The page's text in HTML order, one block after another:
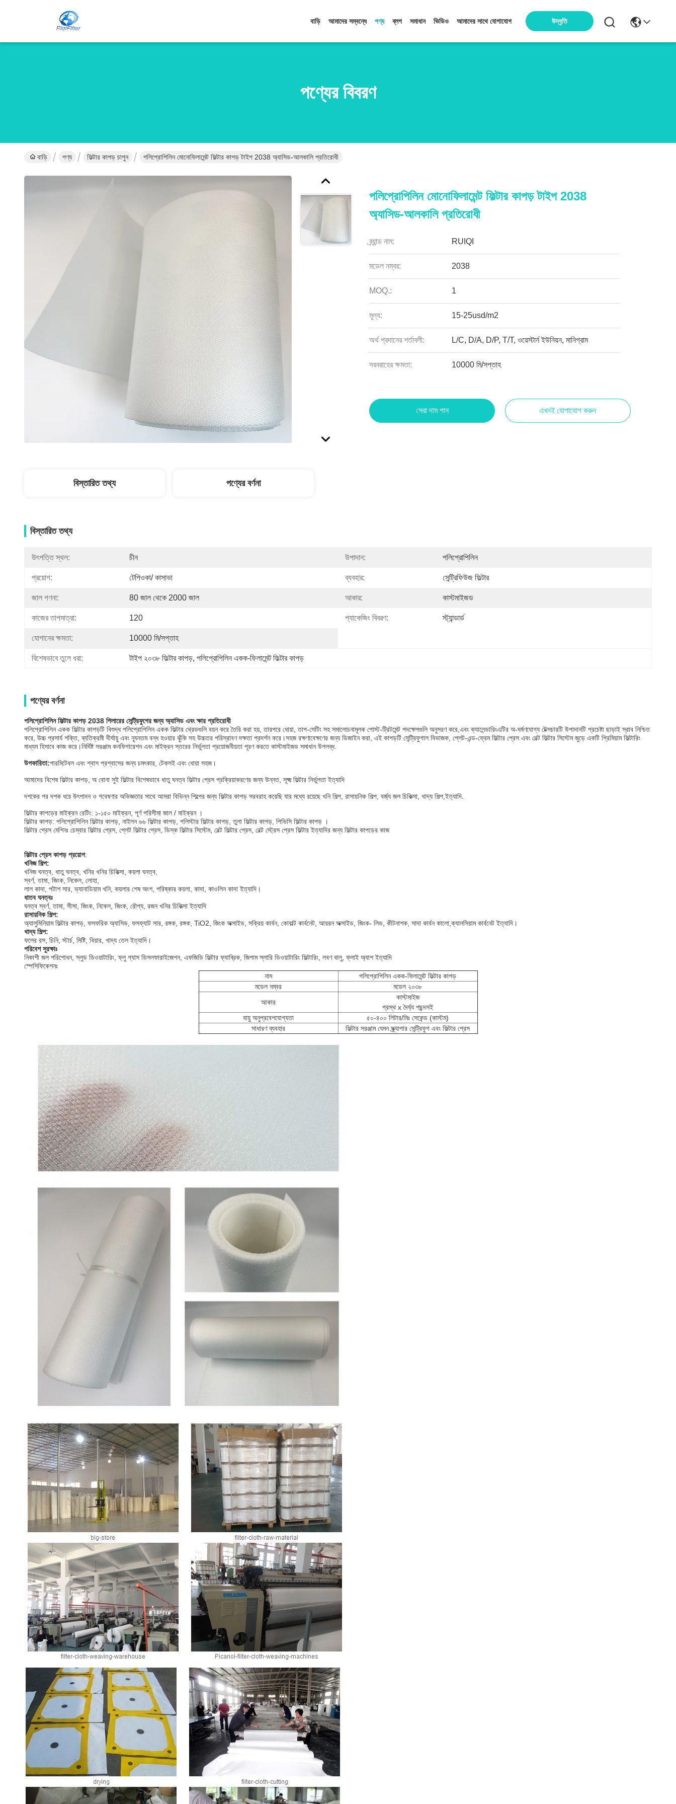
বাড়ি আমাদের সম্বন্ধে পণ্য ব্লগ সমাধান ভিডিও আমাদের সাথে যোগাযোগ উদ্ধৃতি
পণ্যের বিবরণ
বাড়ি পণ্য ফিল্টার কাপড় চাপুন পলিপ্রোপিলিন মোনোফিলামেন্ট ফিল্টার কাপড় টাইপ 2038 অ্যাসিড-আলকালি প্রতিরোধী
পলিপ্রোপিলিন মোনোফিলামেন্ট ফিল্টার কাপড় টাইপ 2038
অ্যাসিড-আলকালি প্রতিরোধী
ব্র্যান্ড নাম: RUIQI
মডেল নম্বর: 2038
MOQ.: 1
মূল্য: 15-25usd/m2
অর্থ প্রদানের শর্তাবলী: L/C, D/A, D/P, T/T, ওয়েস্টার্ন ইউনিয়ন, মানিগ্রাম
সরবরাহের ক্ষমতা: 10000 মি/সপ্তাহ
সেরা দাম পান এখনই যোগাযোগ করুন
বিস্তারিত তথ্য পণ্যের বর্ণনা
বিস্তারিত তথ্য
উৎপত্তি স্থল: চীন উপাদান: পলিপ্রোপিলিন
প্রয়োগ: টেপিওকা/ কাসাভা ব্যবহার: সেন্ট্রিফিউজ ফিল্টার
জাল গণনা: 80 জাল থেকে 2000 জাল আকার: কাস্টমাইজড
কাজের তাপমাত্রা: 120 প্যাকেজিং বিবরণ: স্ট্যান্ডার্ড
যোগানের ক্ষমতা: 10000 মি/সপ্তাহ
বিশেষভাবে তুলে ধরা: টাইপ ২০৩৮ ফিল্টার কাপড়, পলিপ্রোপিলিন একক-ফিলামেন্ট ফিল্টার কাপড়
পণ্যের বর্ণনা
পলিপ্রোপিলিন ফিল্টার কাপড় 2038 পিলারের সেন্ট্রিফুগের জন্য অ্যাসিড এবং ক্ষার প্রতিরোধী
পলিপ্রোপিলিন একক ফিল্টার কাপড়টি বিশুদ্ধ পলিপ্রোপিলিন একক ফিল্টার থ্রেডগুলি বয়ন করে তৈরি করা হয়, তারপরে ধোয়া, তাপ-সেটিং সহ সমালোচনামূলক পোস্ট-ট্রিটমেন্ট পদক্ষেপগুলি অনুসরণ করে,এবং ক্যালেন্ডারিংএটির অ-ঘর্ষণযোগ্য টেক্সচারটি উপাদানটি প্রচেষ্টা ছাড়াই স্রাব নিশ্চিত
করে, উচ্চ প্রসার্য শক্তি, ব্যতিক্রমী দীর্ঘায়ু এবং ন্যূনতম বন্ধ হওয়ার ঝুঁকি সহ উচ্চতর পরিস্রাবণ দক্ষতা প্রদর্শন করে।সহজ রক্ষণাবেক্ষণের জন্য ডিজাইন করা, এই কাপড়টি সেন্ট্রিফুগাল বিভাজক, প্লেট-এন্ড-ফ্রেম ফিল্টার প্রেস এবং বেল্ট ফিল্টার সিস্টেম জুড়ে একটি প্রিমিয়াম ফিল্টারিং
মাধ্যম হিসাবে কাজ করে।নির্দিষ্ট সরঞ্জাম কনফিগারেশন এবং মাইক্রন স্তরের নির্ভুলতা প্রয়োজনীয়তা পূরণ করতে কাস্টমাইজড সমাধান উপলব্ধ.
উপকারিতা:পারমিটেবল এবং শ্বাস প্রশ্বাসের জন্য চমৎকার, টেকসই এবং ধোয়া সহজ।
আমাদের বিশেষ ফিল্টার কাপড়, অ বোনা সুই ফিল্টার বিশেষভাবে ধাতু ঘনত্ব ফিল্টার প্রেস প্রক্রিয়াকরণের জন্য উন্নত, সূক্ষ্ম ফিল্টার নির্ভুলতা ইত্যাদি
দশকের পর দশক ধরে উৎপাদন ও গবেষণার অভিজ্ঞতার সাথে আমরা বিভিন্ন শিল্পের জন্য ফিল্টার কাপড় সরবরাহ করেছি যার মধ্যে রয়েছে খনি শিল্প, রাসায়নিক শিল্প, বর্জ্য জল চিকিত্সা, খাদ্য শিল্প,ইত্যাদি.
ফিল্টার কাপড়ের মাইক্রন রেটিং: ১-১৫০ মাইক্রন, পূর্ণ পরিসীমা জাল / মাইক্রন ।
ফিল্টার কাপড়: পলিপ্রোপিলিন ফিল্টার কাপড়, নাইলন ৬৬ ফিল্টার কাপড়, পলিস্টার ফিল্টার কাপড়, তুলা ফিল্টার কাপড়, পিভিসি ফিল্টার কাপড় ।
ফিল্টার প্রেস মেশিনঃ চেম্বার ফিল্টার প্রেস, প্লেট ফিল্টার প্রেস, ডিস্ক ফিল্টার সিস্টেম, বেল্ট ফিল্টার প্রেস, বেল্ট স্ট্রেস প্রেস ফিল্টার ইত্যাদির জন্য ফিল্টার কাপড়ের কাজ
ফিল্টার প্রেস কাপড় প্রয়োগ:
খনিজ শিল্প:
খনিজ ঘনত্ব, ধাতু ঘনত্ব, খনির খনির চিকিত্সা, কয়লা ঘনত্ব,
স্বর্ণ, তামা, জিংক, নিকেল, লোহা,
লাল কাদা, পটাশ সার, ভ্যানাডিয়াম খনি, কয়লার শেষ অংশ, পরিষ্কার কয়লা, কাদা, কাওলিন কাদা ইত্যাদি।
ধাতব ঘনত্বঃ
ঘনত্ব স্বর্ণ, তামা, সীসা, জিংক, নিকেল, জিংক, রৌপ্য, রজন খনির চিকিত্সা ইত্যাদি
রাসায়নিক শিল্প:
অ্যালুমিনিয়াম ফিল্টার কাপড়, ফসফরিক অ্যাসিড, ফসফ্যাট সার, রঙ্গক, রঙ্গক, TiO2, জিংক অক্সাইড, সক্রিয় কার্বন, কোবাল্ট কার্বনেট, আয়রন অক্সাইড, জিংক- লিড, কীটনাশক, সাদা কার্বন কালো,ক্যালসিয়াম কার্বনেট ইত্যাদি।
খাদ্য শিল্প:
ফলের রস, চিনি, স্টার্চ, মিষ্টি, বিয়ার, খাদ্য তেল ইত্যাদি।
পরিবেশ সুরক্ষাঃ
নিকাশী জল পরিশোধন, স্লুড ডিওয়াটারিং, ফ্লু গ্যাস ডিসলফারাইজেশন, এফজিডি ফিল্টার ফ্যাব্রিক, জিপাম স্লারি ডিওয়াটারিং ফিল্টারিং, লবণ বালু, ফ্লাই অ্যাশ ইত্যাদি
স্পেসিফিকেশনঃ
নাম
পলিপ্রোপিলিন একক-ফিলামেন্ট ফিল্টার কাপড়
মডেল নম্বর
মডেল ২০৩৮
আকার
কাস্টমাইজ
প্রস্থ x দৈর্ঘ্য পছন্দসই
বায়ু অনুপ্রবেশযোগ্যতা
৫০-৪০০ লিটার/মিঃ সেকেন্ড (কাস্টম)
সাধারণ ব্যবহার
ফিল্টার সরঞ্জাম যেমন স্ক্র্যাপার সেন্ট্রিফুগ এবং ফিল্টার প্রেস